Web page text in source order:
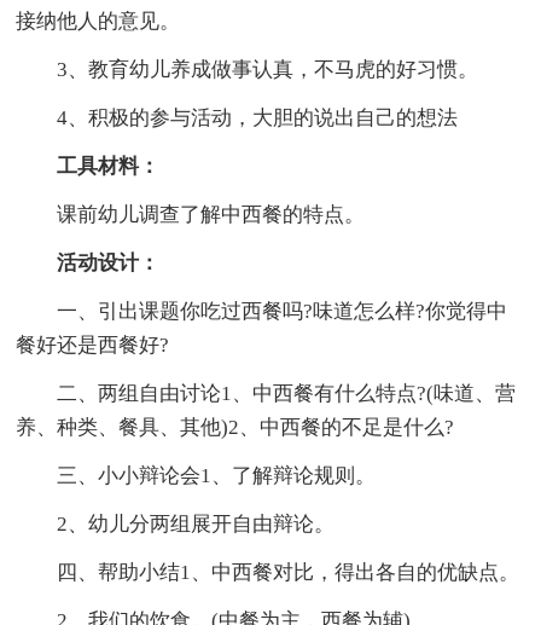
接纳他人的意见。
3、教育幼儿养成做事认真，不马虎的好习惯。
4、积极的参与活动，大胆的说出自己的想法
工具材料：
课前幼儿调查了解中西餐的特点。
活动设计：
一、引出课题你吃过西餐吗?味道怎么样?你觉得中
餐好还是西餐好?
二、两组自由讨论1、中西餐有什么特点?(味道、营
养、种类、餐具、其他)2、中西餐的不足是什么?
三、小小辩论会1、了解辩论规则。
2、幼儿分两组展开自由辩论。
四、帮助小结1、中西餐对比，得出各自的优缺点。
2、我们的饮食。(中餐为主，西餐为辅)